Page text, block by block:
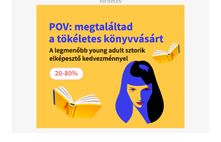
olykor festetlenül, őszintén, emberközeli módon. Tartson
velünk a Madách Színházba ezúttal a művészbejárón át,
élje át a színpadra lépő művészek izgatottságát, a
műszak csendes precizitását, a takarás halk duruzsolását!
Kövesse nyomon azt az olykor rögös utat, amely az ön
tökéletes színházi estéjéhez vezet!